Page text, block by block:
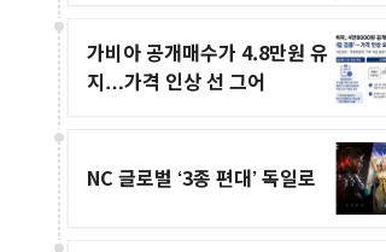
가비아 공개매수가 4.8만원 유
지…가격 인상 선 그어
NC 글로벌 ‘3종 편대’ 독일로